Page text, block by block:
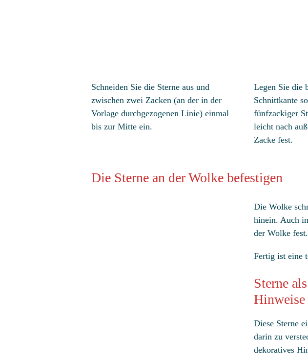
Schneiden Sie die Sterne aus und
zwischen zwei Zacken (an der in der
Vorlage durchgezogenen Linie) einmal
bis zur Mitte ein.
Legen Sie die
Schnittkante
fünfzackiger
leicht nach
Zacke fest.
Die Sterne an der Wolke befestigen
Die Wolke
hinein. Auch
der Wolke fest.
Fertig ist eine
Sterne
Hinweise
Diese Sterne
darin zu
dekoratives